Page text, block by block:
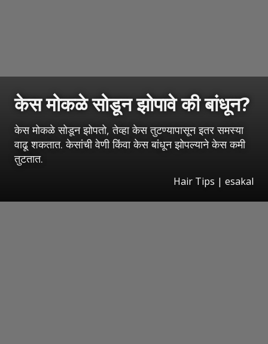
केस मोकळे सोडून झोपावे की बांधून?
केस मोकळे सोडून झोपतो, तेव्हा केस तुटण्यापासून इतर समस्या
वाढू शकतात. केसांची वेणी किंवा केस बांधून झोपल्याने केस कमी
तुटतात.
Hair Tips | esakal